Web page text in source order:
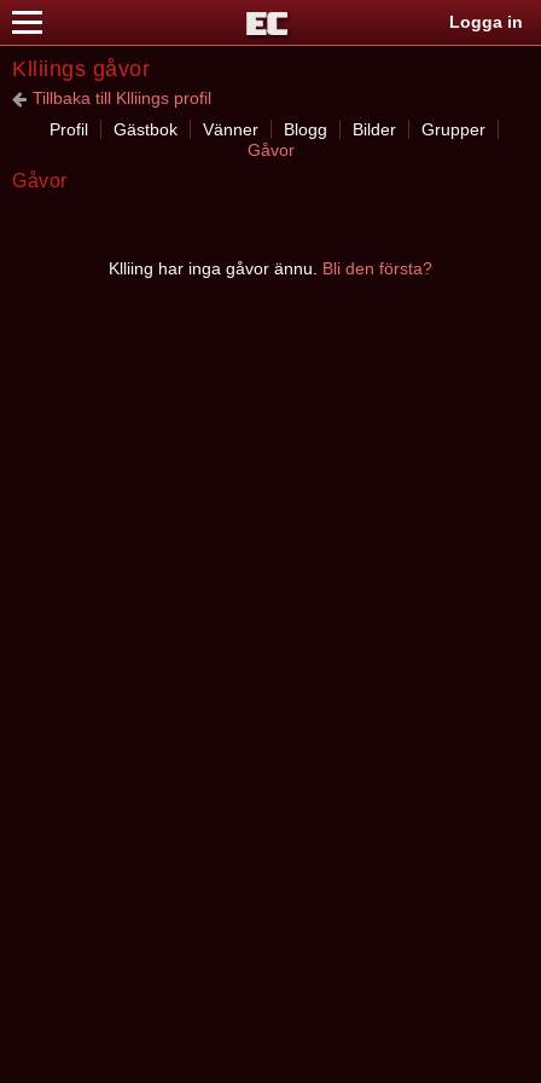
Logga in
Klliings gåvor
Tillbaka till Klliings profil
Profil
Gästbok Vänner Blogg Bilder
Grupper
Gåvor
Gåvor
Klliing har inga gåvor ännu. Bli den första?